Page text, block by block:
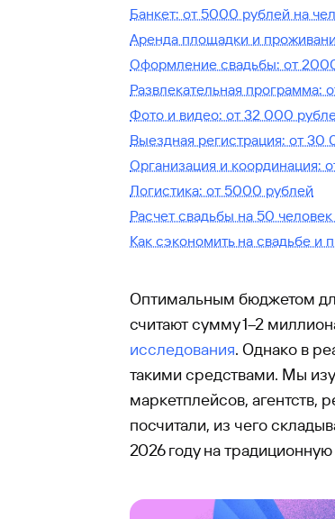
Банкет: от 5000 рублей на
Аренда площадки и
Оформление свадьбы: от
Развлекательная программа:
Фото и видео: от 32 000
Выездная регистрация: от 30
Организация и координация:
Логистика: от 5000 рублей
Расчет свадьбы на 50
Как сэкономить на свадьбе и
Оптимальным бюджетом
считают сумму 1–2
исследования. Однако в
такими средствами. Мы
маркетплейсов, агентств,
посчитали, из чего
2026 году на